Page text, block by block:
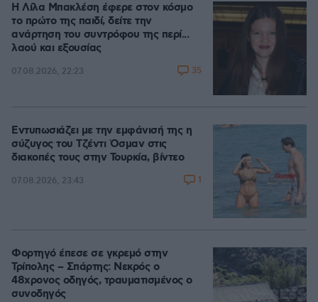
Η Λίλα Μπακλέση έφερε στον κόσμο
το πρώτο της παιδί, δείτε την
ανάρτηση του συντρόφου της περί...
λαού και εξουσίας
07.08.2026, 22:23 35
Εντυπωσιάζει με την εμφάνισή της η
σύζυγος του Τζέντι Όσμαν στις
διακοπές τους στην Τουρκία, βίντεο
07.08.2026, 23:43 1
Φορτηγό έπεσε σε γκρεμό στην
Τρίπολης – Σπάρτης: Νεκρός ο
48χρονος οδηγός, τραυματισμένος ο
συνοδηγός